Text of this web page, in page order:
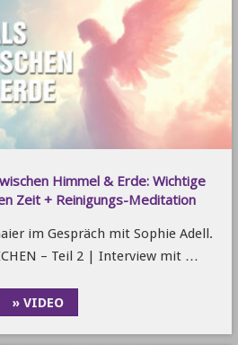
Himmel & Erde: Wichtige
Zeit + Reinigungs-Meditation
im Gespräch mit Sophie Adell.
– Teil 2 | Interview mit …
» VIDEO